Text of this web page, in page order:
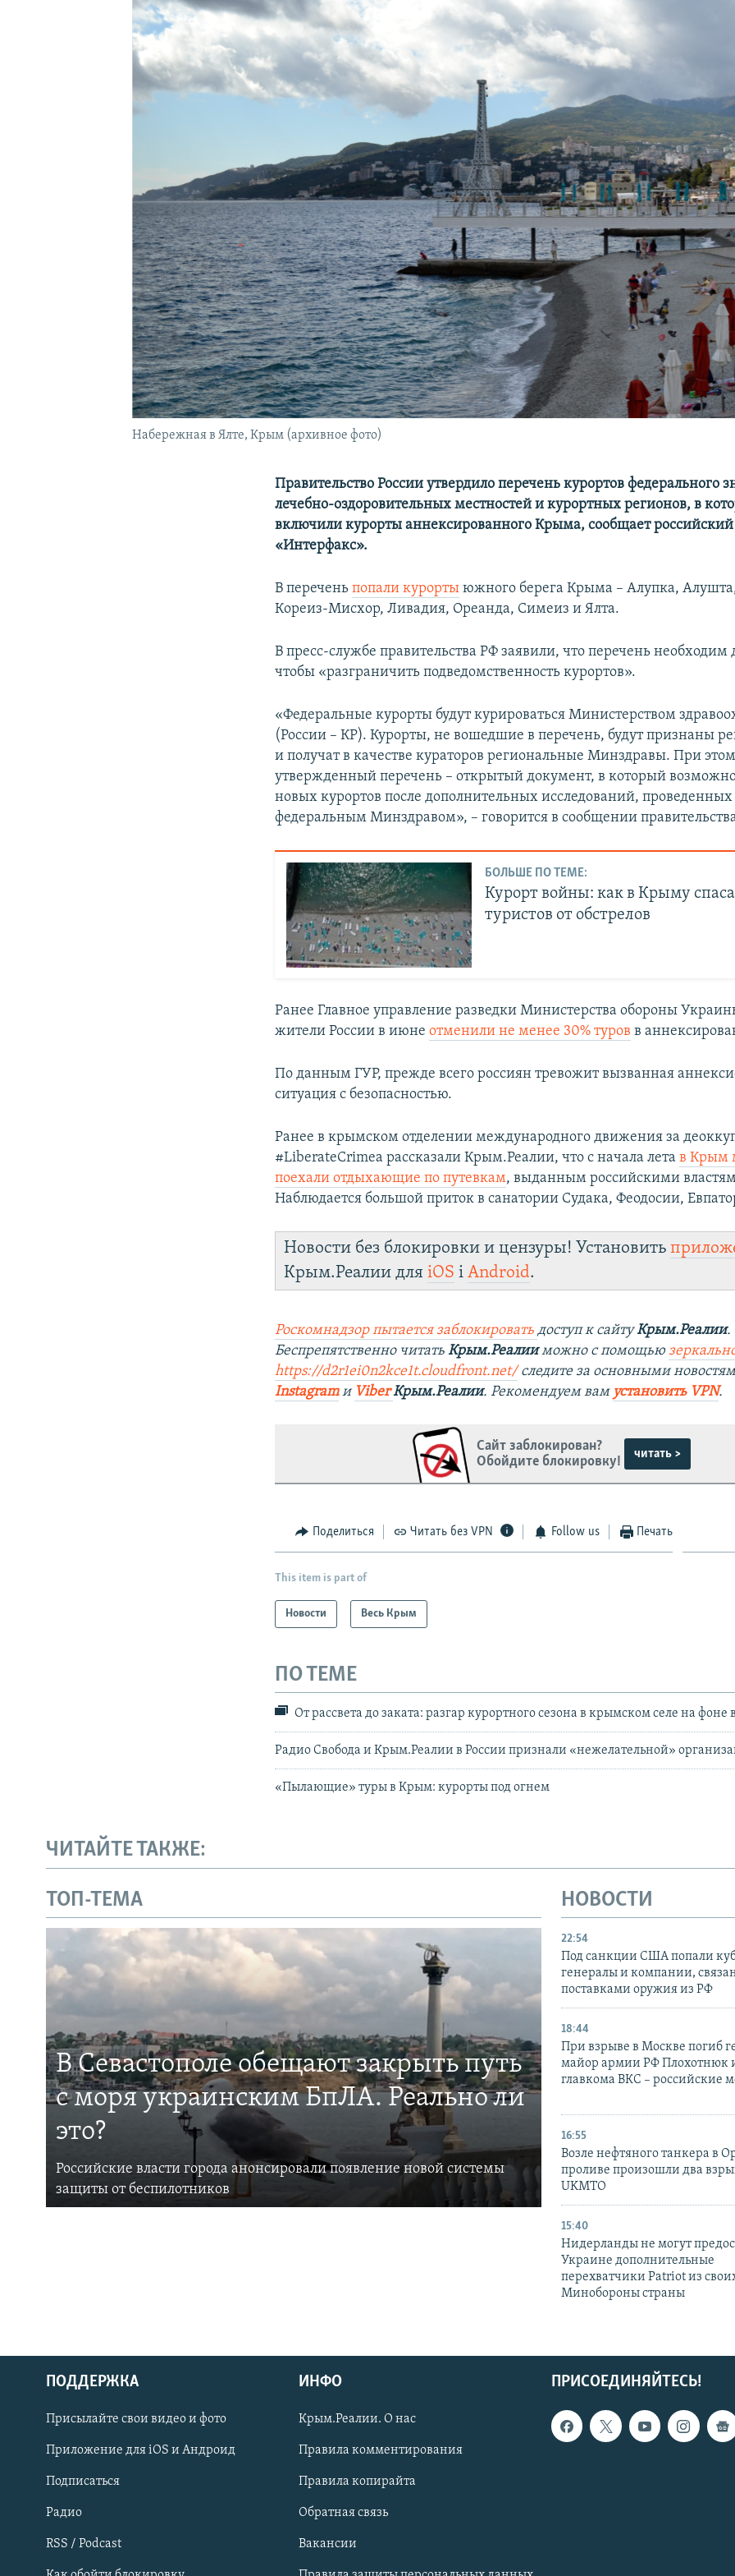
КРЫМ.НЕПОКОРЕННЫЙ
УКРАИНСКАЯ ПРОБЛЕМА КРЫМА
Українською
Qırımtatar
ПРИСОЕДИНЯЙТЕСЬ!
Набережная в Ялте, Крым (архивное фото)
Правительство России утвердило перечень курортов федерального
лечебно-оздоровительных местностей и курортных регионов, в
включили курорты аннексированного Крыма, сообщает российский
«Интерфакс».
В переченьпопали курорты южного берега Крыма – Алупка,
Кореиз-Мисхор, Ливадия, Ореанда, Симеиз и Ялта.
В пресс-службе правительства РФ заявили, что перечень необходим
чтобы «разграничить подведомственность курортов».
«Федеральные курорты будут курироваться Министерством
(России – КР). Курорты, не вошедшие в перечень, будут признаны
и получат в качестве кураторов региональные Минздравы. При
утвержденный перечень – открытый документ, в который
новых курортов после дополнительных исследований, проведенных
федеральным Минздравом», – говорится в сообщении
БОЛЬШЕ ПО ТЕМЕ:
Курорт войны: как в Крыму
туристов от обстрелов
Ранее Главное управление разведки Министерства обороны
жители России в июнеотменили не менее 30% туров в
По данным ГУР, прежде всего россиян тревожит вызванная
ситуация с безопасностью.
Ранее в крымском отделении международного движения за
#LiberateCrimea рассказали Крым.Реалии, что с начала летав Крым
поехали отдыхающие по путевкам, выданным российскими
Наблюдается большой приток в санатории Судака, Феодосии,
Новости без блокировки и цензуры! Установить
Крым.Реалии дляiOS іAndroid.
Роскомнадзор пытается заблокировать доступ к сайтуКрым.Реалии.
Беспрепятственно читатьКрым.Реалииможно с помощью
https://d2r1ei0n2kce1t.cloudfront.net/следите за основными
Instagramи Viber Крым.Реалии. Рекомендуем вам установить VPN.
Сайт заблокирован?
Обойдите блокировку!
читать >
Поделиться Читать без VPN Follow us Печать
This item is part of
Новости Весь Крым
ПО ТЕМЕ
От рассвета до заката: разгар курортного сезона в крымском селе на фоне
Радио Свобода и Крым.Реалии в России признали «нежелательной»
«Пылающие» туры в Крым: курорты под огнем
ЧИТАЙТЕ ТАКЖЕ:
ТОП-ТЕМА
В Севастополе обещают закрыть путь
с моря украинским БпЛА. Реально ли
это?
Российские власти города анонсировали появление новой системы
защиты от беспилотников
НОВОСТИ
22:54
Под санкции США попали
генералы и компании,
поставками оружия из РФ
18:44
При взрыве в Москве погиб
майор армии РФ Плохотнюк
главкома ВКС – российские
16:55
Возле нефтяного танкера в
проливе произошли два
UKMTO
15:40
Нидерланды не могут
Украине дополнительные
перехватчики Patriot из
Минобороны страны
ПРИСОЕДИНЯЙТЕСЬ!
ПОДДЕРЖКА
Присылайте свои видео и фото
Приложение для iOS и Андроид
Подписаться
Радио
RSS / Podcast
ИНФО
Крым.Реалии. О нас
Правила комментирования
Правила копирайта
Обратная связь
Вакансии